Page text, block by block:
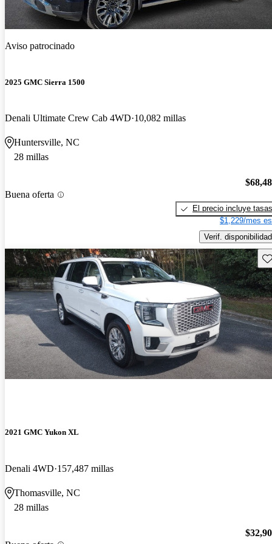
Aviso patrocinado
2025 GMC Sierra 1500
Denali Ultimate Crew Cab 4WD 10,082 millas
Huntersville, NC
28 millas
Buena oferta
El precio incluye tasas
$1,229/mes
Verif. disponibilidad
2021 GMC Yukon XL
Denali 4WD 157,487 millas
Thomasville, NC
28 millas